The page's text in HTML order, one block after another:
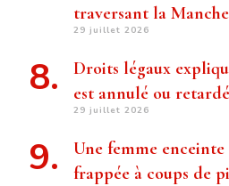
traversant la Manche
29 juillet 2026
Droits légaux
est annulé ou retardé
29 juillet 2026
Une femme
frappée à coups de